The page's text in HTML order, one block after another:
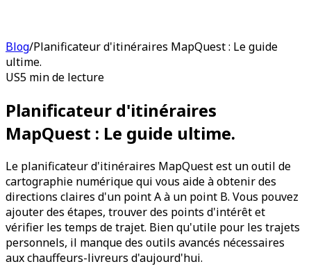
Blog/Planificateur d'itinéraires MapQuest : Le guide
ultime.
US5 min de lecture
Planificateur d'itinéraires
MapQuest : Le guide ultime.
Le planificateur d'itinéraires MapQuest est un outil de
cartographie numérique qui vous aide à obtenir des
directions claires d'un point A à un point B. Vous pouvez
ajouter des étapes, trouver des points d'intérêt et
vérifier les temps de trajet. Bien qu'utile pour les trajets
personnels, il manque des outils avancés nécessaires
aux chauffeurs-livreurs d'aujourd'hui.